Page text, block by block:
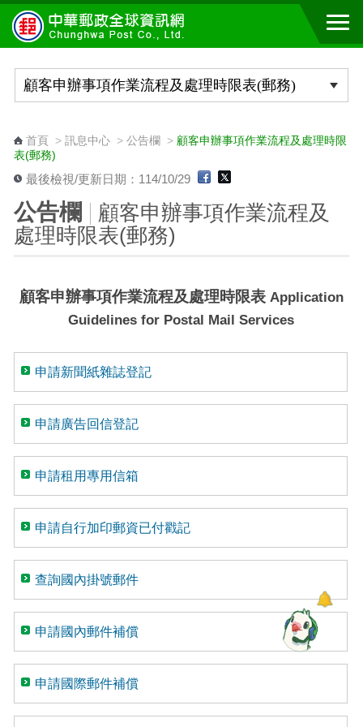
跳到主要內容區塊
首頁> 訊息中心> 公告欄 > 顧客申辦事項作業流程及處理時限
表(郵務)
最後檢視/更新日期：114/10/29
公告欄
顧客申辦事項作業流程及
處理時限表(郵務)
顧客申辦事項作業流程及處理時限表 Application
Guidelines for Postal Mail Services
申請新聞紙雜誌登記
申請廣告回信登記
申請租用專用信箱
申請自行加印郵資已付戳記
查詢國內掛號郵件
申請國內郵件補償
申請國際郵件補償